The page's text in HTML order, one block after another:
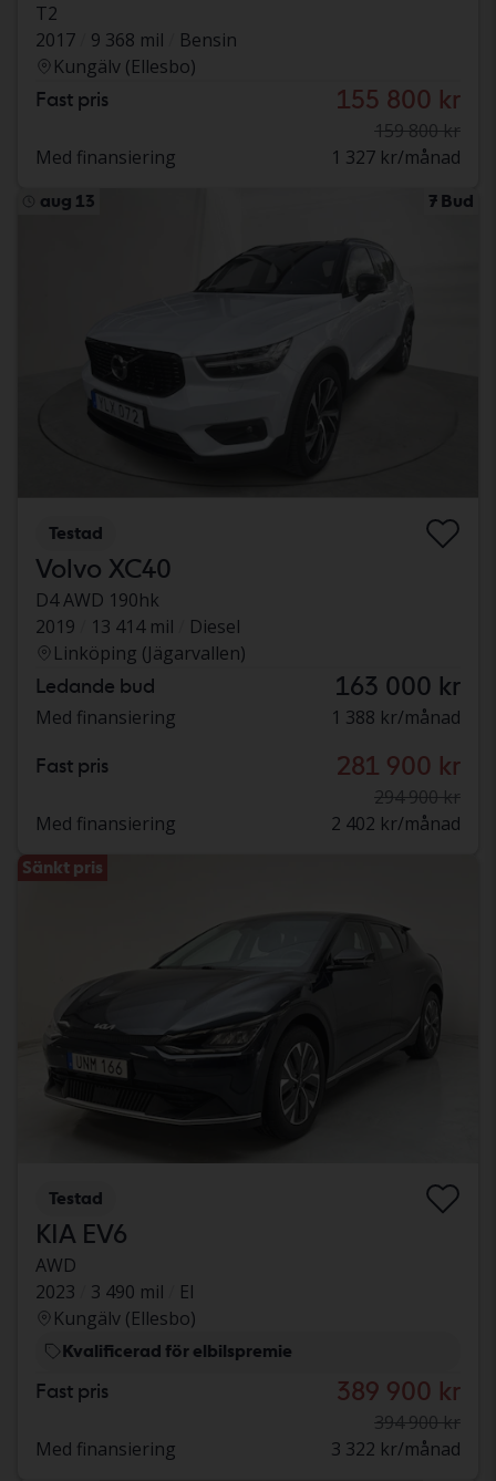
T2
2017
9 368 mil
Bensin
Kungälv (Ellesbo)
Fast pris 155 800 kr
159 800 kr
Med finansiering
1 327 kr/månad
aug 13 7 Bud
Testad
Volvo XC40
D4 AWD 190hk
2019
13 414 mil
Diesel
Linköping (Jägarvallen)
Ledande bud 163 000 kr
Med finansiering 1 388 kr/månad
Fast pris 281 900 kr
294 900 kr
Med finansiering
2 402 kr/månad
Sänkt pris
Testad
KIA EV6
AWD
2023
3 490 mil
El
Kungälv (Ellesbo)
Kvalificerad för elbilspremie
Fast pris 389 900 kr
394 900 kr
Med finansiering
3 322 kr/månad